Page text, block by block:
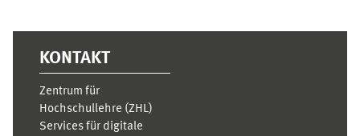
KONTAKT
Zentrum für
Hochschullehre (ZHL)
Services für digitale